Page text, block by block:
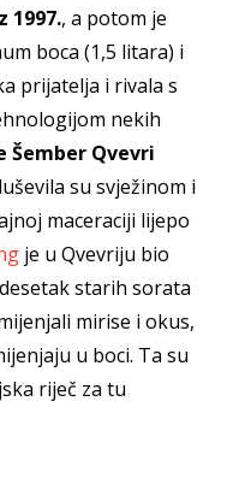
1997., a potom je
boca (1,5 litara) i
prijatelja i rivala s
nekih
Šember Qvevri
su svježinom i
maceraciji lijepo
je u Qvevriju bio
starih sorata
mirise i okus,
u boci. Ta su
riječ za tu